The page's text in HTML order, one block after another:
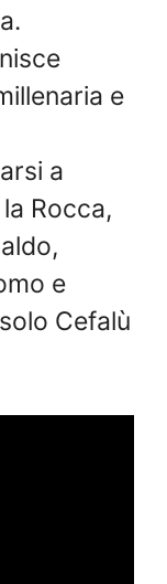
e
a
Rocca,
e
Cefalù